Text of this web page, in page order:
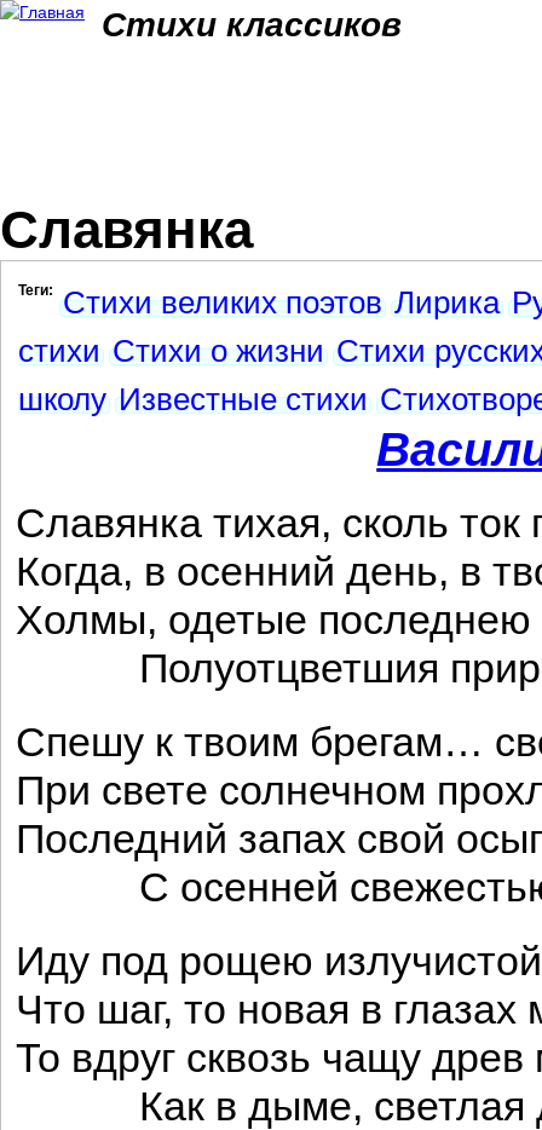
Стихи классиков
Славянка
Теги: Стихи великих поэтов Лирика
стихи Стихи о жизни Стихи
школу Известные стихи
Славянка тихая, сколь ток
Когда, в осенний день, в
Холмы, одетые последнею
Полуотцветшия
Спешу к твоим брегам…
При свете солнечном
Последний запах свой
С осенней свежестью
Иду под рощею
Что шаг, то новая в глазах
То вдруг сквозь чащу
Как в дыме, светлая